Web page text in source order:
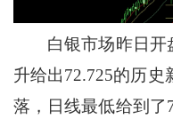
白银市场昨日开
升给出72.725的历史
落，日线最低给到了